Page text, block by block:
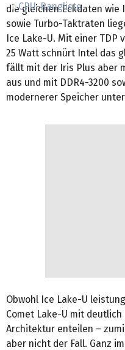
CPU-Rangliste
die gleichen Eckdaten wie
sowie Turbo-Taktraten
Ice Lake-U. Mit einer TDP
25 Watt schnürt Intel das
fällt mit der Iris Plus aber
aus und mit DDR4-3200
modernerer Speicher
Obwohl Ice Lake-U
Comet Lake-U mit
Architektur enteilen –
aber nicht der Fall. Ganz